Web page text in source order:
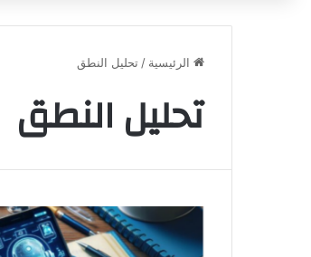
الرئيسية / تحليل النطق
تحليل النطق